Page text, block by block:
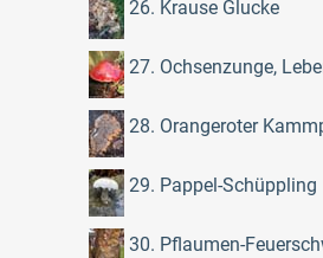
26. Krause Glucke
27. Ochsenzunge,
28. Orangeroter
29. Pappel-Schüppling
30. Pflaumen-